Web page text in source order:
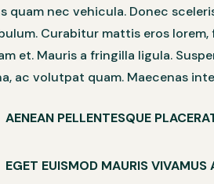
quam nec vehicula. Donec
Curabitur mattis eros lorem,
et. Mauris a fringilla ligula.
ac volutpat quam. Maecenas
AENEAN PELLENTESQUE
EGET EUISMOD MAURIS VIVAMUS